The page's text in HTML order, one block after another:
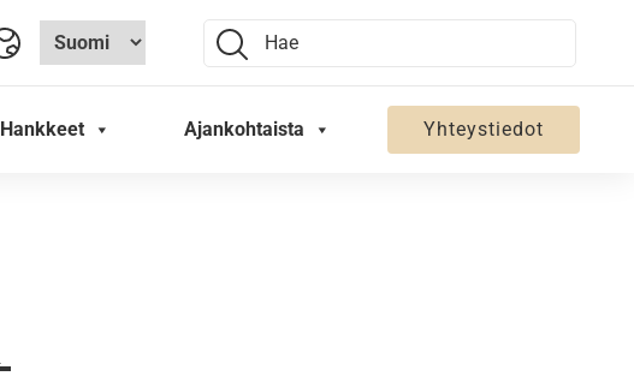
Search:
Hankkeet Ajankohtaista Yhteystiedot